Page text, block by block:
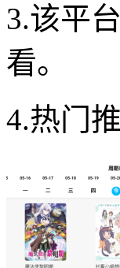
3.该平
看。
4.热门